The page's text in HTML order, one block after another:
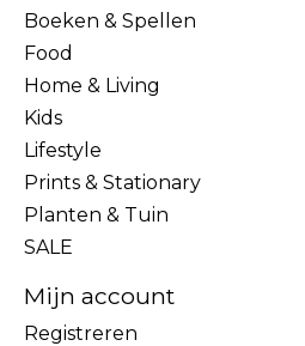
Boeken & Spellen
Food
Home & Living
Kids
Lifestyle
Prints & Stationary
Planten & Tuin
SALE
Mijn account
Registreren